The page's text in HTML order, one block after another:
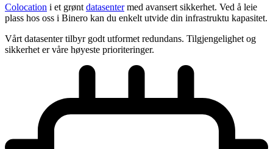
Colocation i et grøntdatasentermed avansert sikkerhet. Ved å leie
plass hos oss i Binero kan du enkelt utvide din infrastruktu kapasitet.
Vårt datasenter tilbyr godt utformet redundans. Tilgjengelighet og
sikkerhet er våre høyeste prioriteringer.